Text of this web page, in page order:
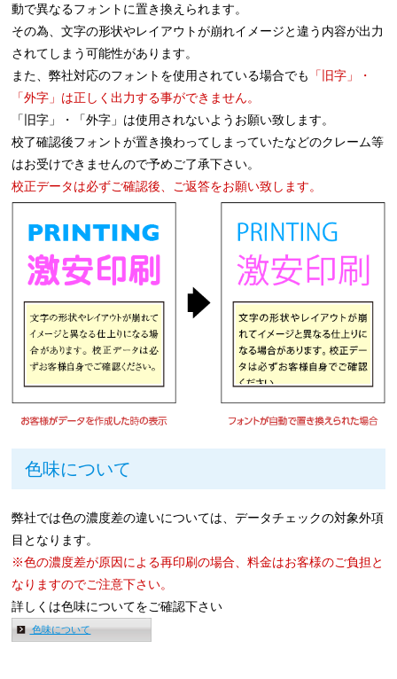
動で異なるフォントに置き換えられます。
その為、文字の形状やレイアウトが崩れイメージと違う内容が出力
されてしまう可能性があります。
また、弊社対応のフォントを使用されている場合でも
「旧字」・
「外字」は正しく出力する事ができません。
「旧字」・「外字」は使用されないようお願い致します。
校了確認後フォントが置き換わってしまっていたなどのクレーム等
はお受けできませんので予めご了承下さい。
校正データは必ずご確認後、ご返答をお願い致します。
色味について
弊社では色の濃度差の違いについては、データチェックの対象外項
目となります。
※色の濃度差が原因による再印刷の場合、料金はお客様のご負担と
なりますのでご注意下さい。
詳しくは色味についてをご確認下さい
色味について